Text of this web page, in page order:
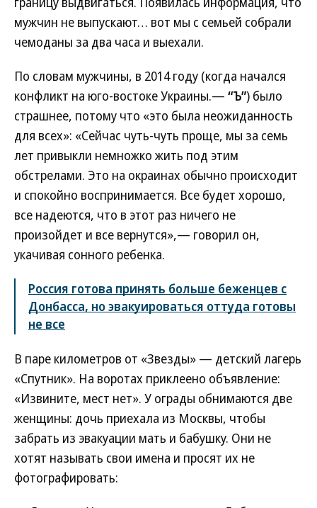
мужчин не выпускают… вот мы с семьей собрали
чемоданы за два часа и выехали.
По словам мужчины, в 2014 году (когда начался
конфликт на юго-востоке Украины.— “Ъ”) было
страшнее, потому что «это была неожиданность
для всех»: «Сейчас чуть-чуть проще, мы за семь
лет привыкли немножко жить под этим
обстрелами. Это на окраинах обычно происходит
и спокойно воспринимается. Все будет хорошо,
все надеются, что в этот раз ничего не
произойдет и все вернутся»,— говорил он,
укачивая сонного ребенка.
Россия готова принять больше беженцев с
Донбасса, но эвакуироваться оттуда готовы
не все
В паре километров от «Звезды» — детский лагерь
«Спутник». На воротах приклеено объявление:
«Извините, мест нет». У ограды обнимаются две
женщины: дочь приехала из Москвы, чтобы
забрать из эвакуации мать и бабушку. Они не
хотят называть свои имена и просят их не
фотографировать: